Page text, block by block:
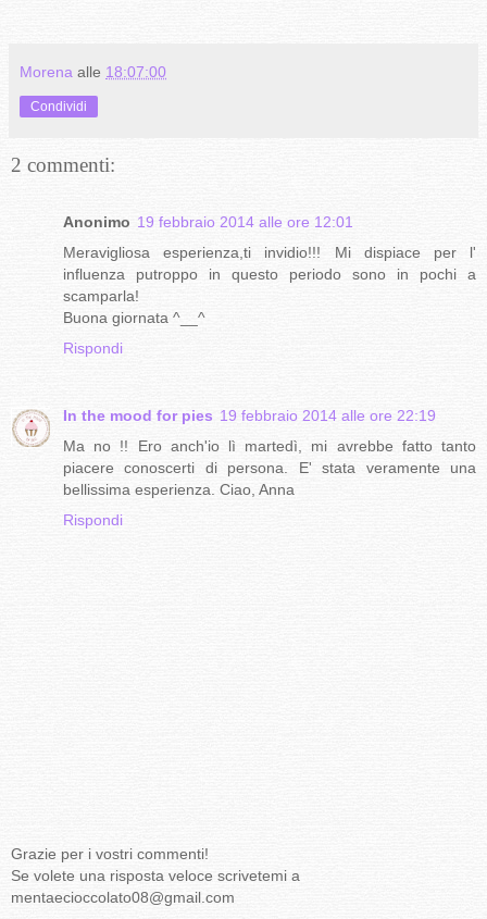
Morena alle 18:07:00
Condividi
2 commenti:
Anonimo 19 febbraio 2014 alle ore 12:01
Meravigliosa esperienza,ti invidio!!! Mi dispiace per l'
influenza putroppo in questo periodo sono in pochi a
scamparla!
Buona giornata ^__^
Rispondi
In the mood for pies 19 febbraio 2014 alle ore 22:19
Ma no !! Ero anch'io lì martedì, mi avrebbe fatto tanto
piacere conoscerti di persona. E' stata veramente una
bellissima esperienza. Ciao, Anna
Rispondi
Grazie per i vostri commenti!
Se volete una risposta veloce scrivetemi a
mentaecioccolato08@gmail.com